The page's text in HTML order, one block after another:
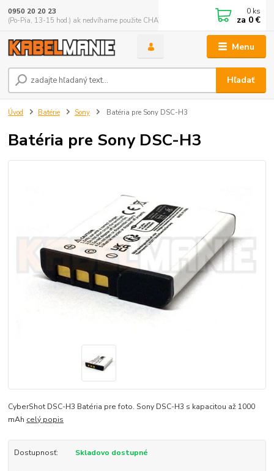
Menu
Hľadať
0950 20 20 23
(Po-Pia, 13-15 hod.) ak nedvíhame použite CHATBOX
0 ks
za 0 €
Úvod Batérie Sony Batéria pre Sony DSC-H3
Batéria pre Sony DSC-H3
CyberShot DSC-H3 Batéria pre foto. Sony DSC-H3 s kapacitou až 1000
mAh celý popis
Dostupnosť: Skladovo dostupné